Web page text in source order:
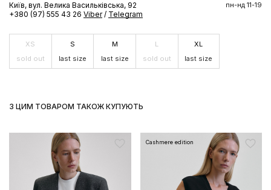
Київ, вул. Велика Васильківська, 92
+380 (97) 555 43 26 Viber / Telegram
пн-нд 11-19
XS
sold out
S
last size
M
last size
L
sold out
XL
last size
З ЦИМ ТОВАРОМ ТАКОЖ КУПУЮТЬ
Cashmere edition